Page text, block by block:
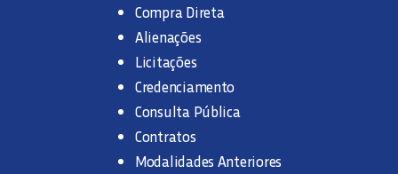
Compra Direta
Alienações
Licitações
Credenciamento
Consulta Pública
Contratos
Modalidades Anteriores